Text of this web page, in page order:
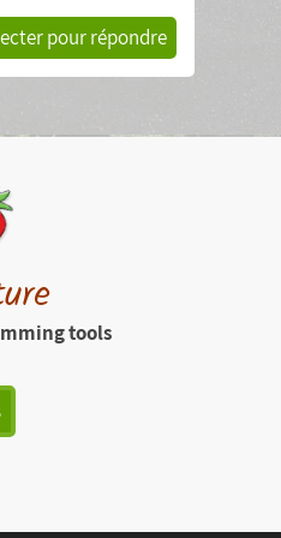
pour répondre
tools